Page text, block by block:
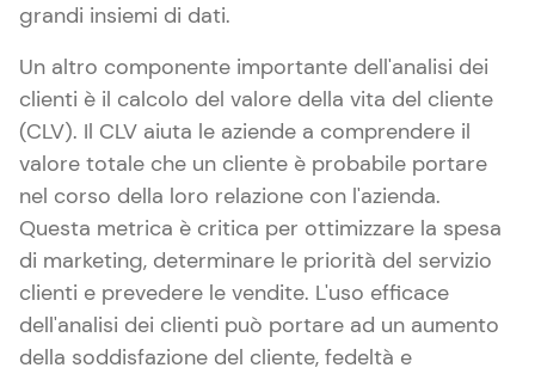
grandi insiemi di dati.
Un altro componente importante dell'analisi dei
clienti è il calcolo del valore della vita del cliente
(CLV). Il CLV aiuta le aziende a comprendere il
valore totale che un cliente è probabile portare
nel corso della loro relazione con l'azienda.
Questa metrica è critica per ottimizzare la spesa
di marketing, determinare le priorità del servizio
clienti e prevedere le vendite. L'uso efficace
dell'analisi dei clienti può portare ad un aumento
della soddisfazione del cliente, fedeltà e